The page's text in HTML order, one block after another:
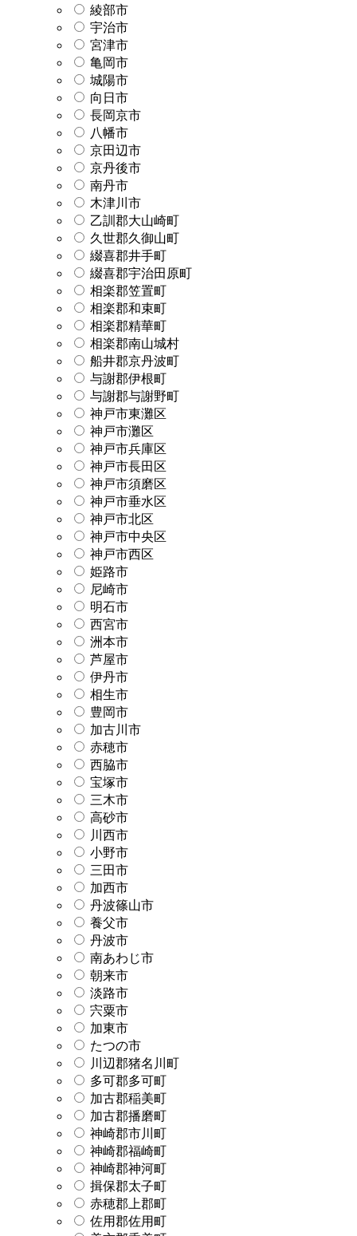
綾部市
宇治市
宮津市
亀岡市
城陽市
向日市
長岡京市
八幡市
京田辺市
京丹後市
南丹市
木津川市
乙訓郡大山崎町
久世郡久御山町
綴喜郡井手町
綴喜郡宇治田原町
相楽郡笠置町
相楽郡和束町
相楽郡精華町
相楽郡南山城村
船井郡京丹波町
与謝郡伊根町
与謝郡与謝野町
神戸市東灘区
神戸市灘区
神戸市兵庫区
神戸市長田区
神戸市須磨区
神戸市垂水区
神戸市北区
神戸市中央区
神戸市西区
姫路市
尼崎市
明石市
西宮市
洲本市
芦屋市
伊丹市
相生市
豊岡市
加古川市
赤穂市
西脇市
宝塚市
三木市
高砂市
川西市
小野市
三田市
加西市
丹波篠山市
養父市
丹波市
南あわじ市
朝来市
淡路市
宍粟市
加東市
たつの市
川辺郡猪名川町
多可郡多可町
加古郡稲美町
加古郡播磨町
神崎郡市川町
神崎郡福崎町
神崎郡神河町
揖保郡太子町
赤穂郡上郡町
佐用郡佐用町